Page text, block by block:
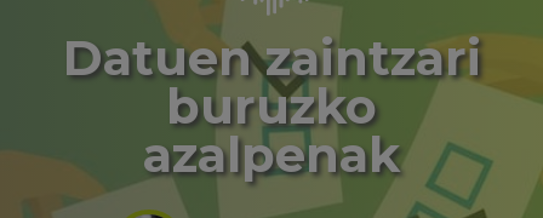
Datuen zaintzari
buruzko
azalpenak